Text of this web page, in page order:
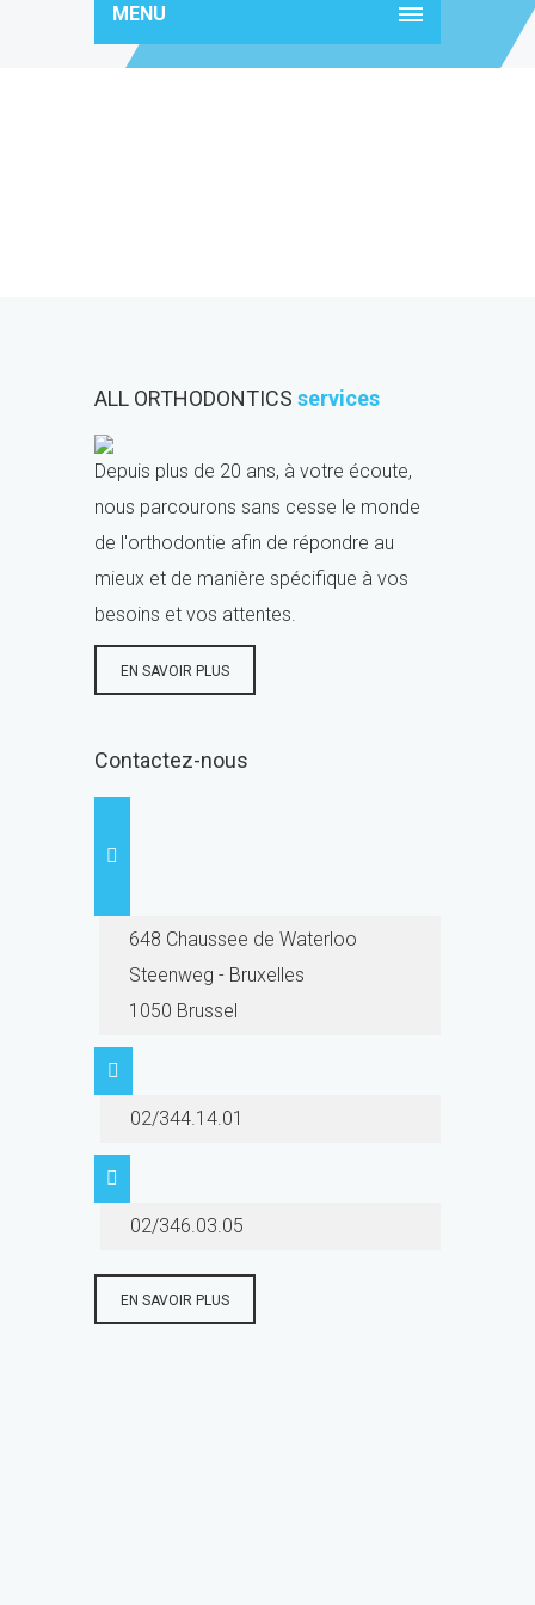
MENU
timeline4
ALL ORTHODONTICS services
Depuis plus de 20 ans, à votre écoute,
nous parcourons sans cesse le monde
de l'orthodontie afin de répondre au
mieux et de manière spécifique à vos
besoins et vos attentes.
EN SAVOIR PLUS
Contactez-nous
648 Chaussee de Waterloo
Steenweg - Bruxelles
1050 Brussel
02/344.14.01
02/346.03.05
EN SAVOIR PLUS